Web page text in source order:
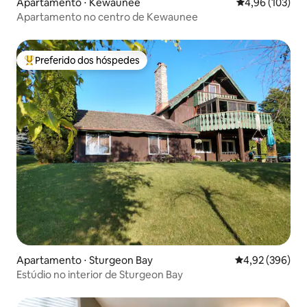
Apartamento no centro de Kewaunee
Entre os melhores preferidos dos hóspedes
Preferido dos hóspedes
Apartamento ⋅ Sturgeon Bay 4,92 de uma
4,92 (396)
Estúdio no interior de Sturgeon Bay